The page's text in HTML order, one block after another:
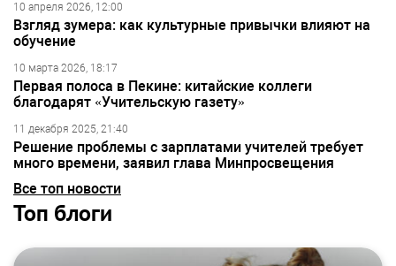
10 апреля 2026, 12:00
Взгляд зумера: как культурные привычки влияют на
обучение
10 марта 2026, 18:17
Первая полоса в Пекине: китайские коллеги
благодарят «Учительскую газету»
11 декабря 2025, 21:40
Решение проблемы с зарплатами учителей требует
много времени, заявил глава Минпросвещения
Все топ новости
Топ блоги